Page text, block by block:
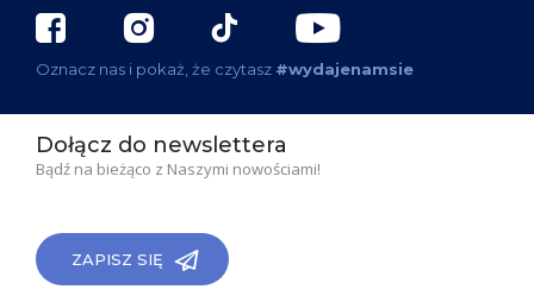
Oznacz nas i pokaż, że czytasz #wydajenamsie
Dołącz do newslettera
Bądź na bieżąco z Naszymi nowościami!
ZAPISZ SIĘ